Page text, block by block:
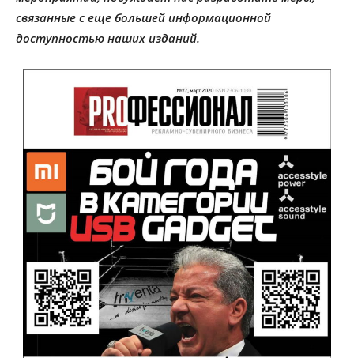
связанные с еще большей информационной
доступностью наших изданий.